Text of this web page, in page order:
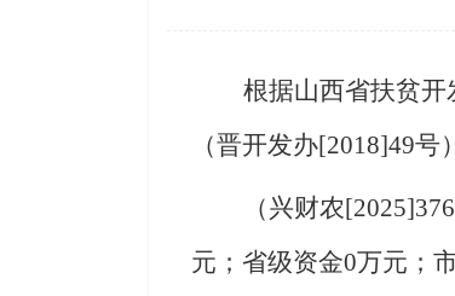
根据山西省扶贫开
（晋开发办[2018]49
（兴财农[2025]376
元；省级资金0万元；